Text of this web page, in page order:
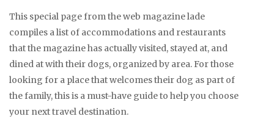
This special page from the web magazine lade
compiles a list of accommodations and restaurants
that the magazine has actually visited, stayed at, and
dined at with their dogs, organized by area. For those
looking for a place that welcomes their dog as part of
the family, this is a must-have guide to help you choose
your next travel destination.